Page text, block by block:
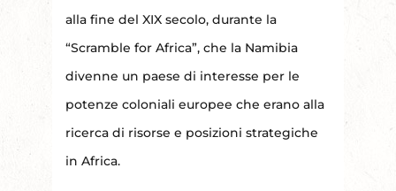
alla fine del XIX secolo, durante la
“Scramble for Africa”, che la Namibia
divenne un paese di interesse per le
potenze coloniali europee che erano alla
ricerca di risorse e posizioni strategiche
in Africa.